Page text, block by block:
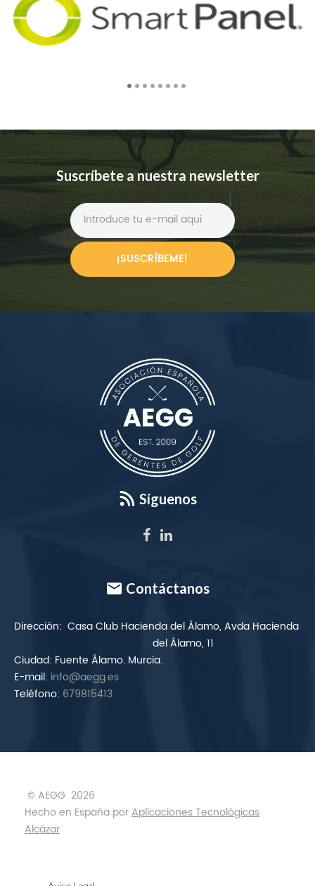
Suscríbete a nuestra newsletter
¡SUSCRÍBEME!
Síguenos
Contáctanos
Dirección: Casa Club Hacienda del Álamo, Avda Hacienda
del Álamo, 11
Ciudad: Fuente Álamo. Murcia.
E-mail: info@aegg.es
Teléfono: 679815413
© AEGG 2026
Hecho en España porAplicaciones Tecnológicas
Alcázar